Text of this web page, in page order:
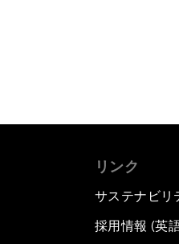
リンク
サステナビリ
採用情報 (英